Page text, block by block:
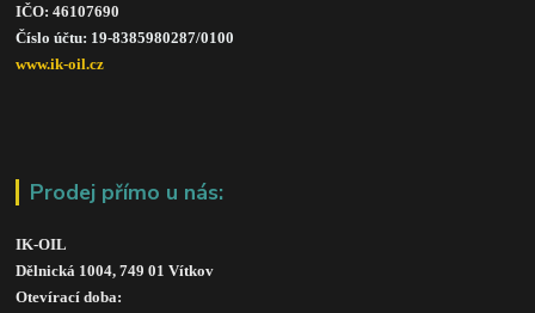
IČO: 46107690
Číslo účtu: 19-8385980287/0100
www.ik-oil.cz
Prodej přímo u nás:
IK-OIL
Dělnická 1004, 749 01 Vítkov
Otevírací doba: